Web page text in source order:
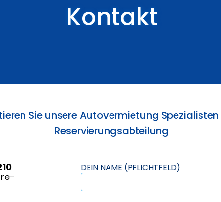
Kontakt
Sie unsere Autovermietung
Reservierungsabteilung
DEIN NAME (PFLICHTFELD)